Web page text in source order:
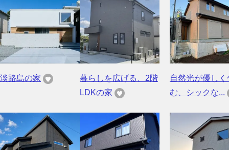
淡路島の家
暮らしを広げる、2階
LDKの家
自然光が優しく
む、シックな...